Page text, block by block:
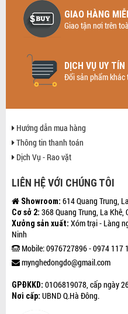
GIAO HÀNG
Giao tận nơi trên
DỊCH VỤ UY TÍN
Đổi sản phẩm
Hướng dẫn mua hàng
Thông tin thanh toán
Dịch Vụ - Rao vặt
LIÊN HỆ VỚI CHÚNG TÔI
Showroom: 614 Quang Trung,
Cơ sở 2: 368 Quang Trung, La
Xưởng sản xuất: Xóm trại - Làng
Ninh
Mobile: 0976727896 - 0974 117
mynghedongdo@gmail.com
GPĐKKD: 01O6819078, cấp ngày
Nơi cấp: UBND Q.Hà Đông.